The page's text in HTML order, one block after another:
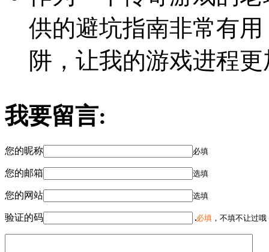
供的避坑指南非常有
阱，让我的游戏进程
我要留言:
您的昵称 必填
您的邮箱 选填
您的网站 选填
验证的码 必填 ，不填不让过